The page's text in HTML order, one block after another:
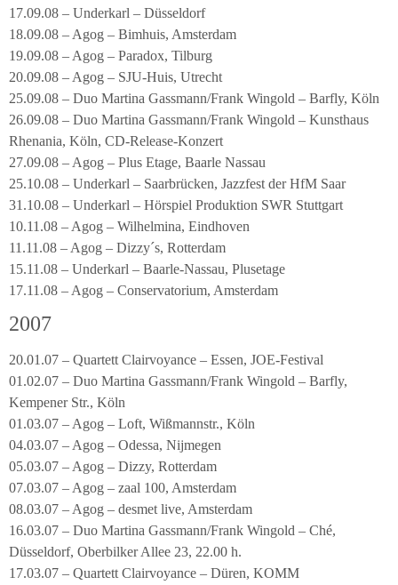
17.09.08 – Underkarl – Düsseldorf
18.09.08 – Agog – Bimhuis, Amsterdam
19.09.08 – Agog – Paradox, Tilburg
20.09.08 – Agog – SJU-Huis, Utrecht
25.09.08 – Duo Martina Gassmann/Frank Wingold – Barfly, Köln
26.09.08 – Duo Martina Gassmann/Frank Wingold – Kunsthaus
Rhenania, Köln, CD-Release-Konzert
27.09.08 – Agog – Plus Etage, Baarle Nassau
25.10.08 – Underkarl – Saarbrücken, Jazzfest der HfM Saar
31.10.08 – Underkarl – Hörspiel Produktion SWR Stuttgart
10.11.08 – Agog – Wilhelmina, Eindhoven
11.11.08 – Agog – Dizzy´s, Rotterdam
15.11.08 – Underkarl – Baarle-Nassau, Plusetage
17.11.08 – Agog – Conservatorium, Amsterdam
2007
20.01.07 – Quartett Clairvoyance – Essen, JOE-Festival
01.02.07 – Duo Martina Gassmann/Frank Wingold – Barfly,
Kempener Str., Köln
01.03.07 – Agog – Loft, Wißmannstr., Köln
04.03.07 – Agog – Odessa, Nijmegen
05.03.07 – Agog – Dizzy, Rotterdam
07.03.07 – Agog – zaal 100, Amsterdam
08.03.07 – Agog – desmet live, Amsterdam
16.03.07 – Duo Martina Gassmann/Frank Wingold – Ché,
Düsseldorf, Oberbilker Allee 23, 22.00 h.
17.03.07 – Quartett Clairvoyance – Düren, KOMM